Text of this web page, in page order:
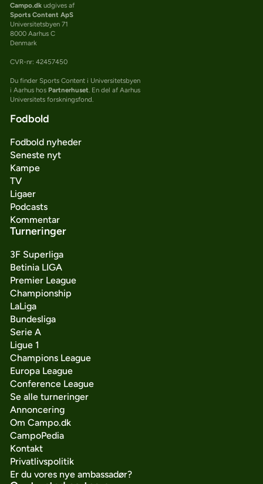
Campo.dkudgives af
Sports Content ApS
Universitetsbyen 71
8000 Aarhus C
Denmark
CVR-nr: 42457450
Du finder Sports Content i Universitetsbyen
i Aarhus hos Partnerhuset. En del af Aarhus
Universitets forskningsfond.
Fodbold
Fodbold nyheder
Seneste nyt
Kampe
TV
Ligaer
Podcasts
Kommentar
Turneringer
3F Superliga
Betinia LIGA
Premier League
Championship
LaLiga
Bundesliga
Serie A
Ligue 1
Champions League
Europa League
Conference League
Se alle turneringer
Annoncering
Om Campo.dk
CampoPedia
Kontakt
Privatlivspolitik
Er du vores nye ambassadør?